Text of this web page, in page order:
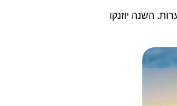
ונחל מערות. השנה יוזנקו